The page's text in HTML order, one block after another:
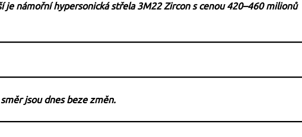
je námořní hypersonická střela 3M22 Zircon s cenou 420–460 milionů
jsou dnes beze změn.